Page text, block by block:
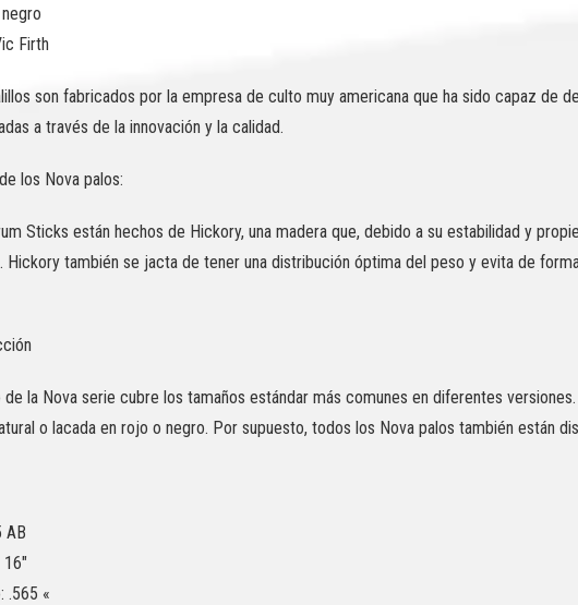
Firth
son fabricados por la empresa de culto muy americana que ha sido capaz de
a través de la innovación y la calidad.
los Nova palos:
Sticks están hechos de Hickory, una madera que, debido a su estabilidad y
Hickory también se jacta de tener una distribución óptima del peso y evita de
la Nova serie cubre los tamaños estándar más comunes en diferentes
o lacada en rojo o negro. Por supuesto, todos los Nova palos también están
AB
.565 «